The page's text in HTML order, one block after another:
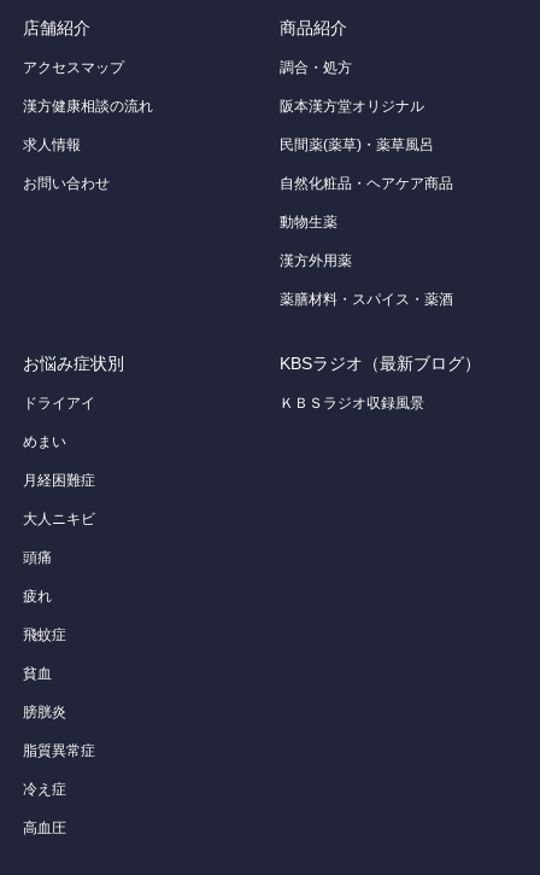
店舗紹介
アクセスマップ
漢方健康相談の流れ
求人情報
お問い合わせ
商品紹介
調合・処方
阪本漢方堂オリジナル
民間薬(薬草)・薬草風呂
自然化粧品・ヘアケア商品
動物生薬
漢方外用薬
薬膳材料・スパイス・薬酒
お悩み症状別
ドライアイ
めまい
月経困難症
大人ニキビ
頭痛
疲れ
飛蚊症
貧血
膀胱炎
脂質異常症
冷え症
高血圧
KBSラジオ（最新ブログ）
ＫＢＳラジオ収録風景